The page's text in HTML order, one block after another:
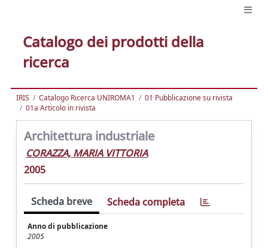
Catalogo dei prodotti della
ricerca
IRIS Catalogo Ricerca UNIROMA1
01 Pubblicazione su rivista
01a Articolo in rivista
Architettura industriale
CORAZZA, MARIA VITTORIA
2005
Scheda breve Scheda completa
Anno di pubblicazione
2005